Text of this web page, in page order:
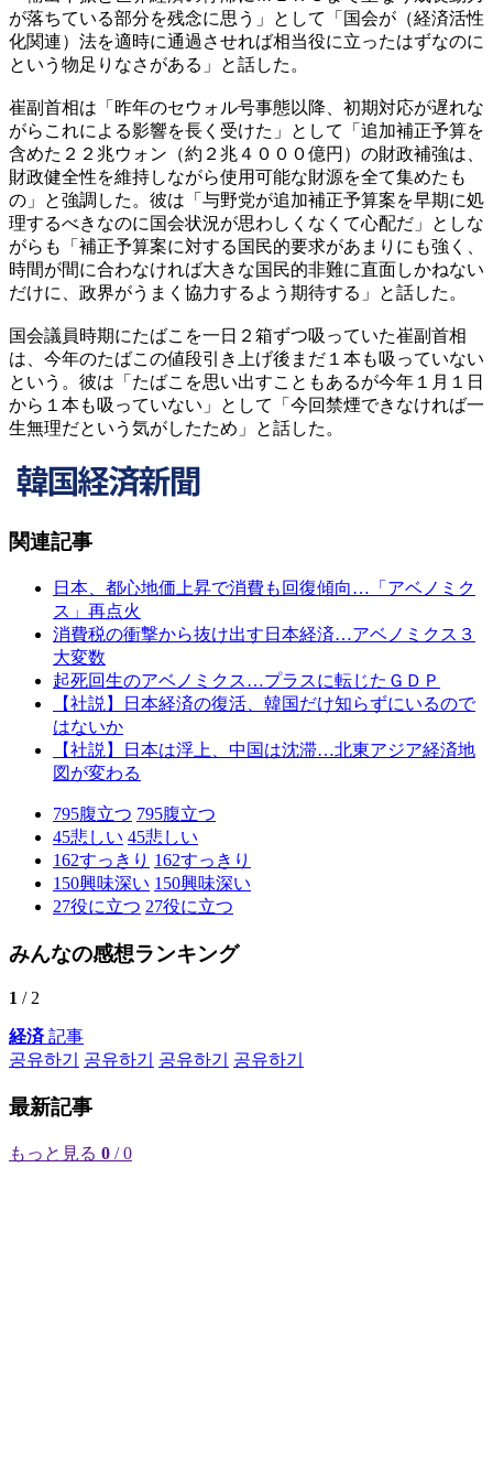
が落ちている部分を残念に思う」として「国会が（経済活性
化関連）法を適時に通過させれば相当役に立ったはずなのに
という物足りなさがある」と話した。
崔副首相は「昨年のセウォル号事態以降、初期対応が遅れな
がらこれによる影響を長く受けた」として「追加補正予算を
含めた２２兆ウォン（約２兆４０００億円）の財政補強は、
財政健全性を維持しながら使用可能な財源を全て集めたも
の」と強調した。彼は「与野党が追加補正予算案を早期に処
理するべきなのに国会状況が思わしくなくて心配だ」としな
がらも「補正予算案に対する国民的要求があまりにも強く、
時間が間に合わなければ大きな国民的非難に直面しかねない
だけに、政界がうまく協力するよう期待する」と話した。
国会議員時期にたばこを一日２箱ずつ吸っていた崔副首相
は、今年のたばこの値段引き上げ後まだ１本も吸っていない
という。彼は「たばこを思い出すこともあるが今年１月１日
から１本も吸っていない」として「今回禁煙できなければ一
生無理だという気がしたため」と話した。
関連記事
日本、都心地価上昇で消費も回復傾向…「アベノミク
ス」再点火
消費税の衝撃から抜け出す日本経済…アベノミクス３
大変数
起死回生のアベノミクス…プラスに転じたＧＤＰ
【社説】日本経済の復活、韓国だけ知らずにいるので
はないか
【社説】日本は浮上、中国は沈滞…北東アジア経済地
図が変わる
795腹立つ 795腹立つ
45悲しい 45悲しい
162すっきり 162すっきり
150興味深い 150興味深い
27役に立つ 27役に立つ
みんなの感想ランキング
1 / 2
経済記事
공유하기
공유하기 공유하기 공유하기
最新記事
もっと見る 0 / 0